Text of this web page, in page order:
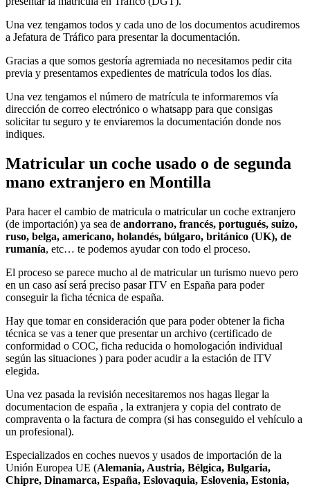
Una vez tengamos todos y cada uno de los documentos acudiremos
a Jefatura de Tráfico para presentar la documentación.
Gracias a que somos gestoría agremiada no necesitamos pedir cita
previa y presentamos expedientes de matrícula todos los días.
Una vez tengamos el número de matrícula te informaremos vía
dirección de correo electrónico o whatsapp para que consigas
solicitar tu seguro y te enviaremos la documentación donde nos
indiques.
Matricular un coche usado o de segunda
mano extranjero en Montilla
Para hacer el cambio de matricula o matricular un coche extranjero
(de importación) ya sea de andorrano, francés, portugués, suizo,
ruso, belga, americano, holandés, búlgaro, británico (UK), de
rumanía, etc… te podemos ayudar con todo el proceso.
El proceso se parece mucho al de matricular un turismo nuevo pero
en un caso así será preciso pasar ITV en España para poder
conseguir la ficha técnica de españa.
Hay que tomar en consideración que para poder obtener la ficha
técnica se vas a tener que presentar un archivo (certificado de
conformidad o COC, ficha reducida o homologación individual
según las situaciones ) para poder acudir a la estación de ITV
elegida.
Una vez pasada la revisión necesitaremos nos hagas llegar la
documentacion de españa , la extranjera y copia del contrato de
compraventa o la factura de compra (si has conseguido el vehículo a
un profesional).
Especializados en coches nuevos y usados de importación de la
Unión Europea UE (Alemania, Austria, Bélgica, Bulgaria,
Chipre, Dinamarca, España, Eslovaquia, Eslovenia, Estonia,